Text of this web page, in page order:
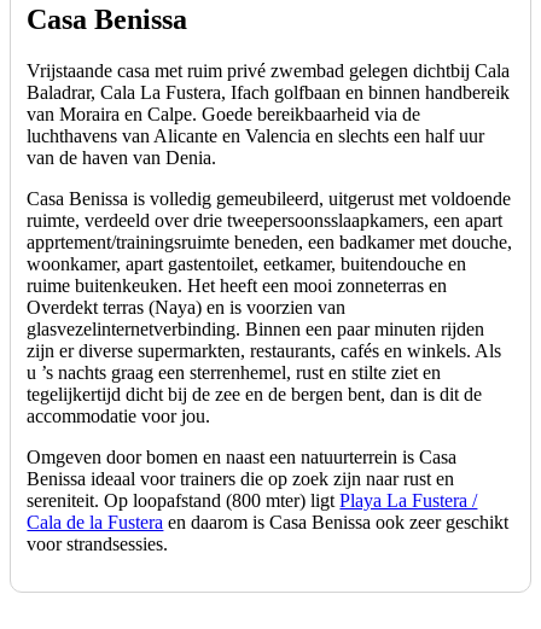
Casa Benissa
Vrijstaande casa met ruim privé zwembad gelegen dichtbij Cala
Baladrar, Cala La Fustera, Ifach golfbaan en binnen handbereik
van Moraira en Calpe. Goede bereikbaarheid via de
luchthavens van Alicante en Valencia en slechts een half uur
van de haven van Denia.
Casa Benissa is volledig gemeubileerd, uitgerust met voldoende
ruimte, verdeeld over drie tweepersoonsslaapkamers, een apart
apprtement/trainingsruimte beneden, een badkamer met douche,
woonkamer, apart gastentoilet, eetkamer, buitendouche en
ruime buitenkeuken. Het heeft een mooi zonneterras en
Overdekt terras (Naya) en is voorzien van
glasvezelinternetverbinding. Binnen een paar minuten rijden
zijn er diverse supermarkten, restaurants, cafés en winkels. Als
u ’s nachts graag een sterrenhemel, rust en stilte ziet en
tegelijkertijd dicht bij de zee en de bergen bent, dan is dit de
accommodatie voor jou.
Omgeven door bomen en naast een natuurterrein is Casa
Benissa ideaal voor trainers die op zoek zijn naar rust en
sereniteit. Op loopafstand (800 mter) ligtPlaya La Fustera /
Cala de la Fustera en daarom is Casa Benissa ook zeer geschikt
voor strandsessies.